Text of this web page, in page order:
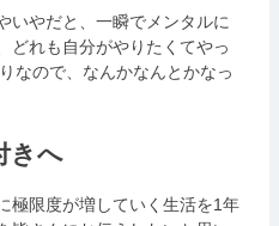
いやだと、一瞬でメンタルに
どれも自分がやりたくてやっ
なので、なんかなんとかなっ
きへ
極限度が増していく生活を1年